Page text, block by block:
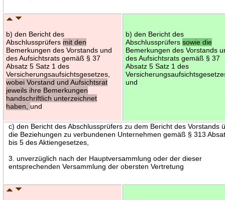
b) den Bericht des
Abschlussprüfers mit den
Bemerkungen des Vorstands und
des Aufsichtsrats gemäß § 37
Absatz 5 Satz 1 des
Versicherungsaufsichtsgesetzes,
wobei Vorstand und Aufsichtsrat
jeweils ihre Bemerkungen
handschriftlich unterzeichnet
haben,und
b) den Bericht des
Abschlussprüferssowie die
Bemerkungen des Vorstands
des Aufsichtsrats gemäß § 37
Absatz 5 Satz 1 des
und
c) den Bericht des Abschlussprüfers zu dem Bericht des Vorstands
die Beziehungen zu verbundenen Unternehmen gemäß § 313
bis 5 des Aktiengesetzes,
3. unverzüglich nach der Hauptversammlung oder der dieser
entsprechenden Versammlung der obersten Vertretung